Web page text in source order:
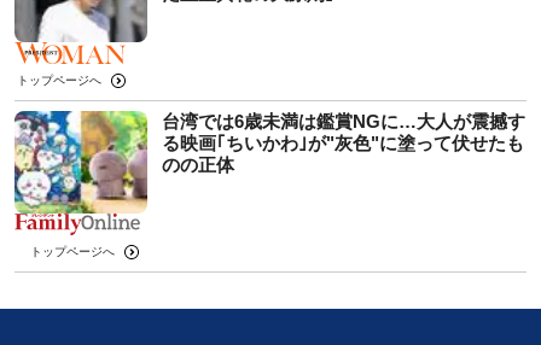
トップページへ
台湾では6歳未満は鑑賞NGに…大人が震撼す
る映画｢ちいかわ｣が"灰色"に塗って伏せたも
のの正体
トップページへ